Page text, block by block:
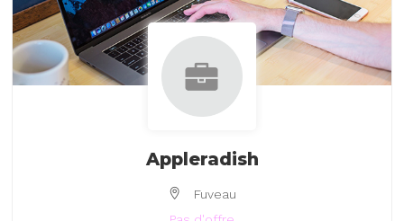
Appleradish
Fuveau